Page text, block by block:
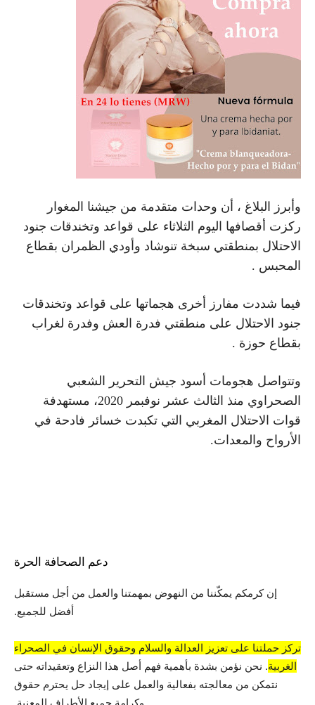
وأبرز البلاغ ، أن وحدات متقدمة من جيشنا المغوار
ركزت أقصافها اليوم الثلاثاء على قواعد وتخندقات جنود
الاحتلال بمنطقتي سبخة تنوشاد وأودي الظمران بقطاع
المحبس .
فيما شددت مفارز أخرى هجماتها على قواعد وتخندقات
جنود الاحتلال على منطقتي فدرة العش وفدرة لغراب
بقطاع حوزة .
وتتواصل هجومات أسود جيش التحرير الشعبي
الصحراوي منذ الثالث عشر نوفبمر 2020، مستهدفة
قوات الاحتلال المغربي التي تكبدت خسائر فادحة في
الأرواح والمعدات.
دعم الصحافة الحرة
إن كرمكم يمكّننا من النهوض بمهمتنا والعمل من أجل مستقبل
أفضل للجميع.
تركز حملتنا على تعزيز العدالة والسلام وحقوق الإنسان في الصحراء
الغربية. نحن نؤمن بشدة بأهمية فهم أصل هذا النزاع وتعقيداته حتى
نتمكن من معالجته بفعالية والعمل على إيجاد حل يحترم حقوق